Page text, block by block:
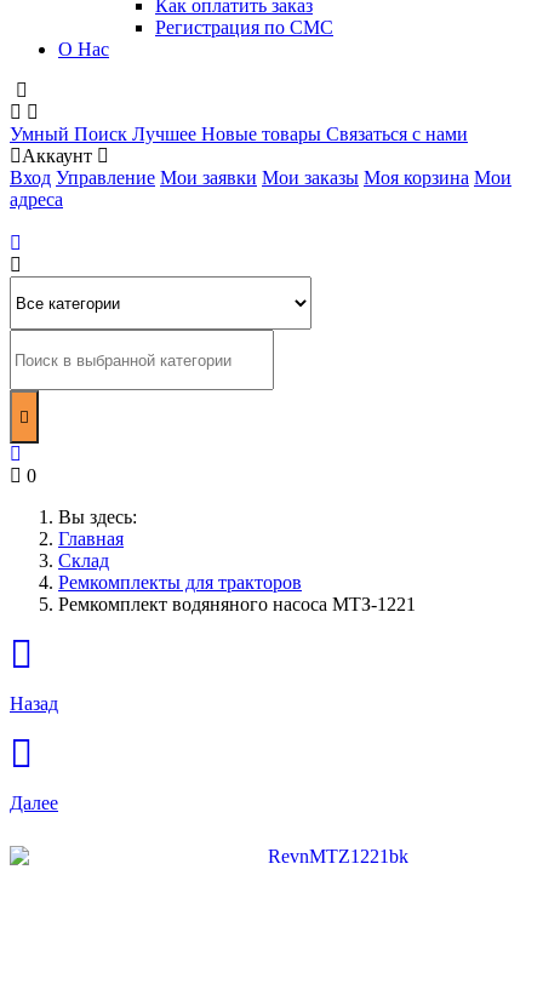
Как оплатить заказ
Регистрация по СМС
О Нас
Умный Поиск Лучшее Новые товары Связаться с нами
Аккаунт
Вход Управление Мои заявки Мои заказы Моя корзина Мои
адреса
0
Вы здесь:
Главная
Склад
Ремкомплекты для тракторов
Ремкомплект водяняного насоса МТЗ-1221
Назад
Далее